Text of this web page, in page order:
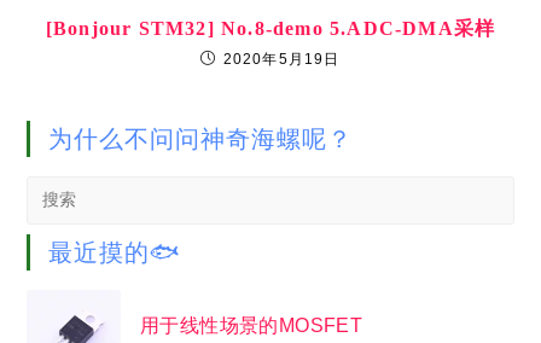
[Bonjour STM32] No.8-demo 5.ADC-DMA采样
2020年5月19日
为什么不问问神奇海螺呢？
Search
website
最近摸的🐟
用于线性场景的MOSFET